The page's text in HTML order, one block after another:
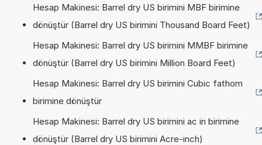
Hesap Makinesi: Barrel dry US birimini MBF birimine
dönüştür (Barrel dry US birimini Thousand Board Feet)
Hesap Makinesi: Barrel dry US birimini MMBF birimine
dönüştür (Barrel dry US birimini Million Board Feet)
Hesap Makinesi: Barrel dry US birimini Cubic fathom
birimine dönüştür
Hesap Makinesi: Barrel dry US birimini ac in birimine
dönüştür (Barrel dry US birimini Acre-inch)